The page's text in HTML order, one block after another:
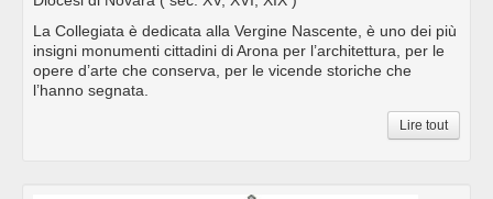
La Collegiata è dedicata alla Vergine Nascente, è uno dei più
insigni monumenti cittadini di Arona per l’architettura, per le
opere d’arte che conserva, per le vicende storiche che
l’hanno segnata.
Lire tout